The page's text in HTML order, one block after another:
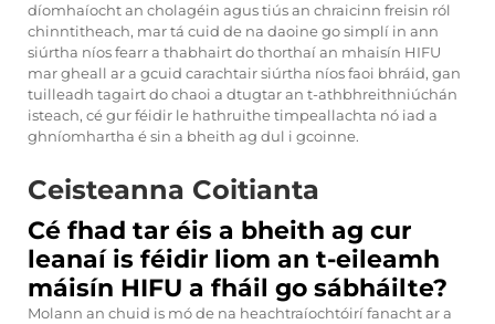
díomhaíocht an cholagéin agus tiús an chraicinn freisin ról
chinntitheach, mar tá cuid de na daoine go simplí in ann
siúrtha níos fearr a thabhairt do thorthaí an mhaisín HIFU
mar gheall ar a gcuid carachtair siúrtha níos faoi bhráid, gan
tuilleadh tagairt do chaoi a dtugtar an t-athbhreithniúchán
isteach, cé gur féidir le hathruithe timpeallachta nó iad a
ghníomhartha é sin a bheith ag dul i gcoinne.
Ceisteanna Coitianta
Cé fhad tar éis a bheith ag cur
leanaí is féidir liom an t-eileamh
máisín HIFU a fháil go sábháilte?
Molann an chuid is mó de na heachtraíochtóirí fanacht ar a